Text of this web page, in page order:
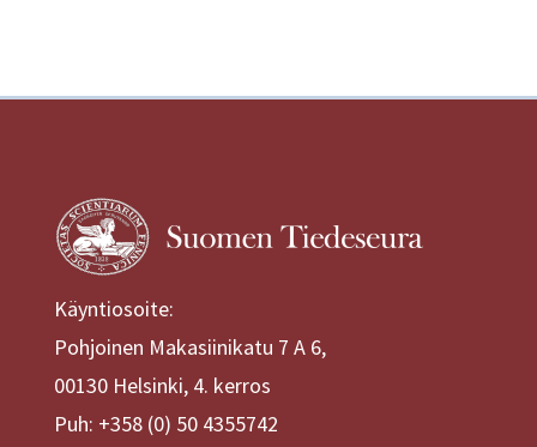
Käyntiosoite:
Pohjoinen Makasiinikatu 7 A 6,
00130 Helsinki, 4. kerros
Puh: +358 (0) 50 4355742